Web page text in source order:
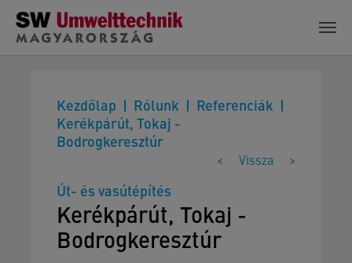
Skip to main content
Kezdőlap Rólunk
Referenciák
Kerékpárút, Tokaj -
Bodrogkeresztúr
< Vissza >
Út- és vasútépítés
Kerékpárút, Tokaj -
Bodrogkeresztúr